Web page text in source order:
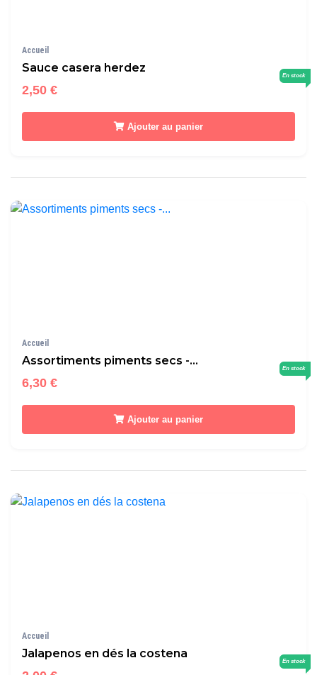
Accueil
Sauce casera herdez
2,50 €
En stock
Ajouter au panier
Accueil
Assortiments piments secs -...
6,30 €
En stock
Ajouter au panier
Accueil
Jalapenos en dés la costena
En stock